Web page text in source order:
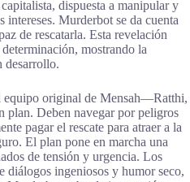
dispuesta a manipular y
intereses. Murderbot se da cuenta
de rescatarla. Esta revelación
mostrando la
desarrollo.
equipo original de Mensah—Ratthi,
Deben navegar por peligros
pagar el rescate para atraer a la
El plan pone en marcha una
de tensión y urgencia. Los
diálogos ingeniosos y humor seco,